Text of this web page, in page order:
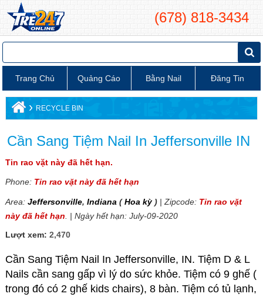
(678) 818-3434
Trang Chủ Quảng Cáo Bằng Nail Đăng Tin
› RECYCLE BIN
Cần Sang Tiệm Nail In Jeffersonville IN
Tin rao vặt này đã hết hạn.
Phone: Tin rao vặt này đã hết hạn
Area: Jeffersonville, Indiana (Hoa kỳ)| Zipcode: Tin rao vặt
này đã hết hạn . | Ngày hết hạn: July-09-2020
Lượt xem: 2,470
Cần Sang Tiệm Nail In Jeffersonville, IN. Tiệm D & L
Nails cần sang gấp vì lý do sức khỏe. Tiệm có 9 ghế (
trong đó có 2 ghế kids chairs), 8 bàn. Tiệm có tủ lạnh,